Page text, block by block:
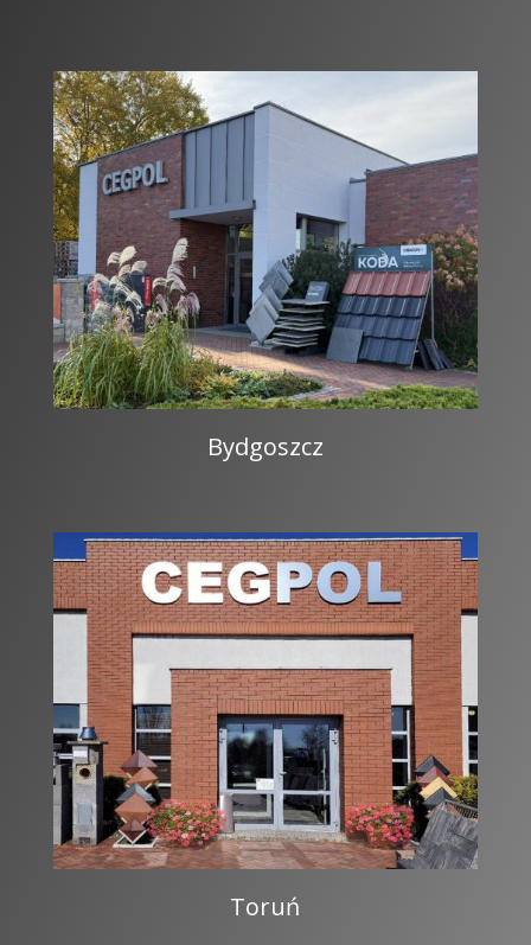
Bydgoszcz
Toruń